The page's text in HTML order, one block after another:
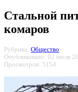
Стальной
комаров
Рубрика: Общество
Опубликовано: 02 июля
Просмотров: 5154